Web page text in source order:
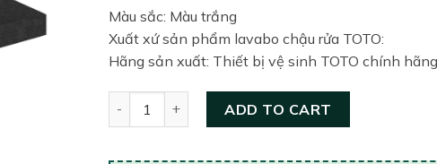
Màu sắc: Màu trắng
Xuất xứ sản phẩm lavabo chậu rửa TOTO:
Hãng sản xuất: Thiết bị vệ sinh TOTO chính
ADD TO CART